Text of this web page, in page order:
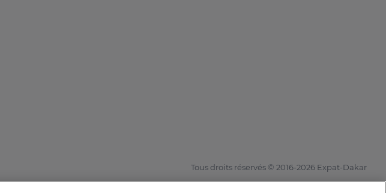
Tous droits réservés © 2016-2026 Expat-Dakar